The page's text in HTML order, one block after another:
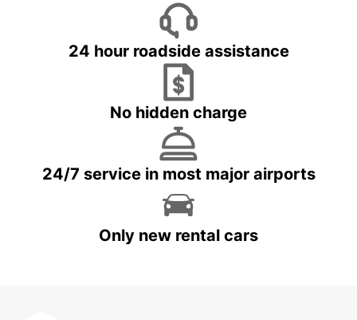
24 hour roadside assistance
No hidden charge
24/7 service in most major airports
Only new rental cars